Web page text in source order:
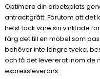
Optimera din arbetsplats
antracitgrått. Förutom att det
helst tack vare sin vinklade
färg det till en möbel som
behöver inte längre tveka,
och få det levererat inom de
expressleverans.